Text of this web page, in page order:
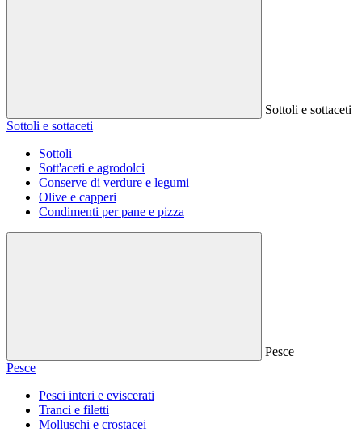
Sottoli e sottaceti
Sottoli e sottaceti
Sottoli
Sott'aceti e agrodolci
Conserve di verdure e legumi
Olive e capperi
Condimenti per pane e pizza
Pesce
Pesce
Pesci interi e eviscerati
Tranci e filetti
Molluschi e crostacei